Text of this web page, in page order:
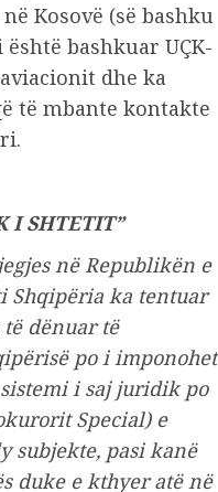
Kosovë (së bashku
bashkuar UÇK-
dhe ka
të mbante kontakte
I SHTETIT”
në Republikën e
Shqipëria ka tentuar
dënuar të
po i imponohet
i saj juridik po
Special) e
subjekte, pasi kanë
duke e kthyer atë në